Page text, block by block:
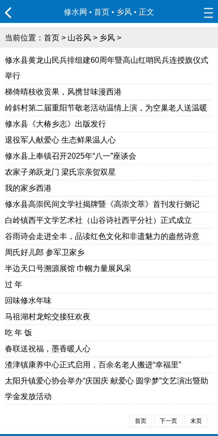
修水网 • 首页 • 乡风 • 正文
当前位置： 首页 > 山谷风 > 乡风 >
修水县黄龙山民兵排组建60周年暨高山红哨民兵连授旗仪式
举行
梯倚晴枝收贡果，风携甘味漫西港
岭斜村第二届重阳节敬老活动温情上演，为空巢老人送温暖
修水县《大椿乡志》出版发行
退役军人献爱心 生态鲜果温人心
修水县上奉镇召开2025年“八一”座谈会
农家子弟跃龙门 梁氏宗亲贺双星
我的家乡西港
修水县高崇民间文学社揭牌暨《高崇文萃》首刊发行侧记
白岭镇西平文学艺术社（山谷诗社西平分社）正式成立
谷雨诗会走进全丰，品读红色文化和非遗魅力的盎然诗意
周氏好儿郎 参军卫家乡
半边天口号溯源展馆 巾帼力量展风采
过 年
回味修水年味
马祖湖村龙蛇交接狂欢夜
吃 年 饭
春联送祝福，墨香暖人心
渣津镇康养中心正式启用，百余名老人搬进“幸福里”
太阳升镇爱心协会举办“庆国庆 献爱心 圆学梦”文艺演出暨助
学金发放活动
首页 下一页 末页